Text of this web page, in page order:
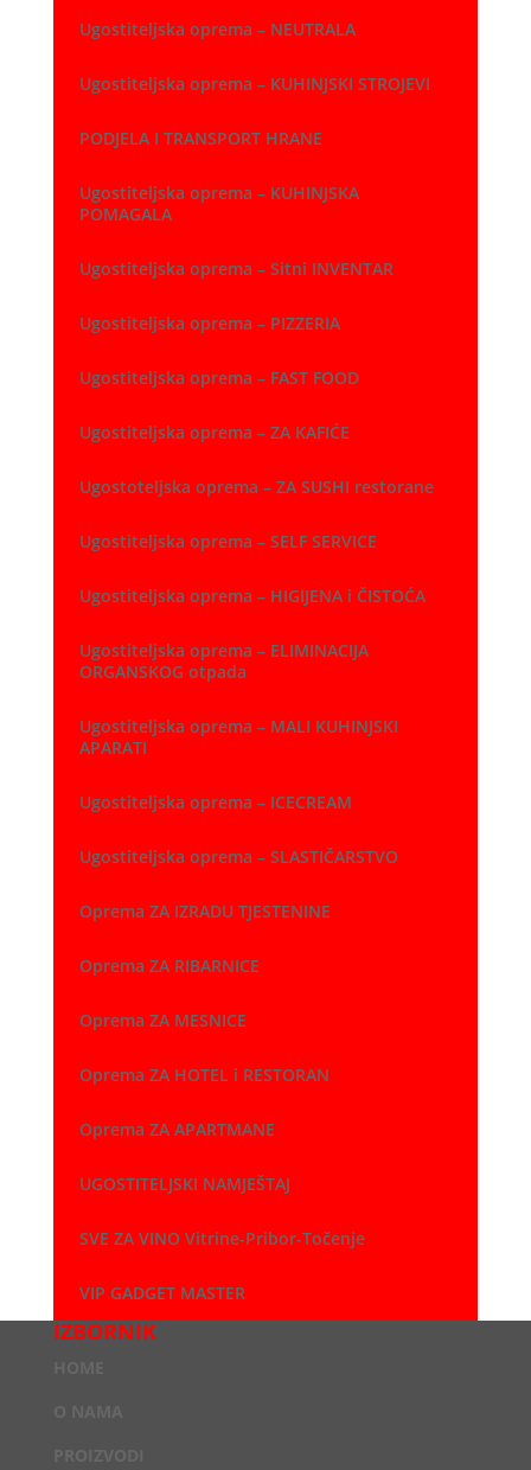
Ugostiteljska oprema – NEUTRALA
Ugostiteljska oprema – KUHINJSKI STROJEVI
PODJELA I TRANSPORT HRANE
Ugostiteljska oprema – KUHINJSKA
POMAGALA
Ugostiteljska oprema – Sitni INVENTAR
Ugostiteljska oprema – PIZZERIA
Ugostiteljska oprema – FAST FOOD
Ugostiteljska oprema – ZA KAFIĆE
Ugostoteljska oprema – ZA SUSHI restorane
Ugostiteljska oprema – SELF SERVICE
Ugostiteljska oprema – HIGIJENA i ČISTOĆA
Ugostiteljska oprema – ELIMINACIJA
ORGANSKOG otpada
Ugostiteljska oprema – MALI KUHINJSKI
APARATI
Ugostiteljska oprema – ICECREAM
Ugostiteljska oprema – SLASTIČARSTVO
Oprema ZA IZRADU TJESTENINE
Oprema ZA RIBARNICE
Oprema ZA MESNICE
Oprema ZA HOTEL i RESTORAN
Oprema ZA APARTMANE
UGOSTITELJSKI NAMJEŠTAJ
SVE ZA VINO Vitrine-Pribor-Točenje
VIP GADGET MASTER
IZBORNIK